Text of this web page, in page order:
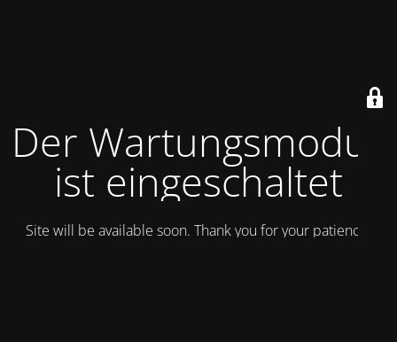
Der Wartungsmodus
ist eingeschaltet
Site will be available soon. Thank you for your patience!